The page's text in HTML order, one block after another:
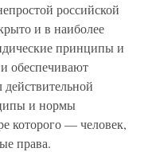
российской
и в наиболее
принципы и
обеспечивают
и нормы
кото­рого — человек,
права.